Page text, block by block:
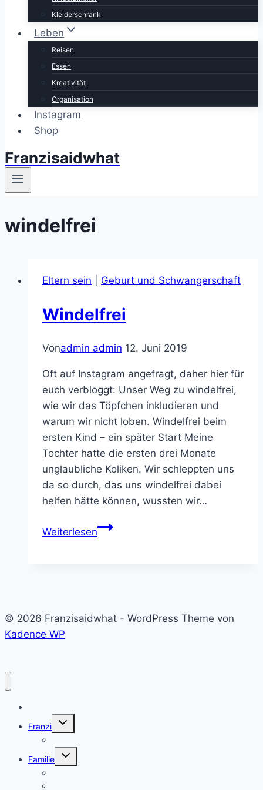
Kleiderschrank
Leben
Reisen
Essen
Kreativität
Organisation
Instagram
Shop
Franzisaidwhat
windelfrei
Eltern sein Geburt und Schwangerschaft
Windelfrei
Vonadmin admin 12. Juni 2019
Oft auf Instagram angefragt, daher hier für
euch verbloggt: Unser Weg zu windelfrei,
wie wir das Töpfchen inkludieren und
warum wir nicht loben. Windelfrei beim
ersten Kind – ein später Start Meine
Tochter hatte die ersten drei Monate
unglaubliche Koliken. Wir schleppten uns
da so durch, das uns windelfrei dabei
helfen hätte können, wussten wir…
WeiterlesenWindelfrei
© 2026 Franzisaidwhat - WordPress Theme von
Kadence WP
Franzi
Untermenü
Familie
Untermenü